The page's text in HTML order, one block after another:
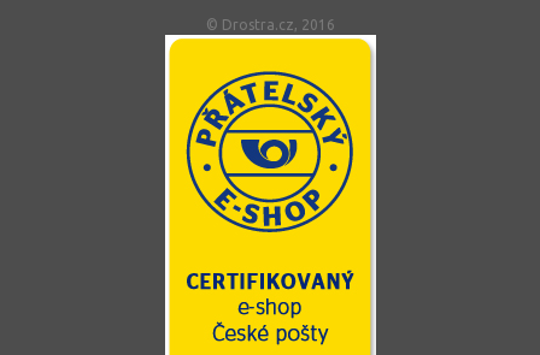
© Drostra.cz, 2016